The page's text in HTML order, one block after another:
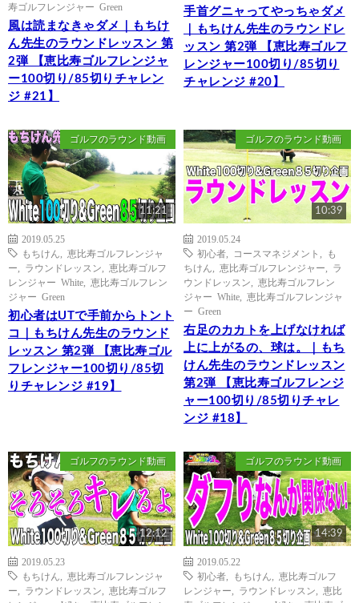
寿ゴルフレンジャー Green
風は読まなきゃダメ｜もちけ
ん先生のラウンドレッスン 第
2弾 【恵比寿ゴルフレンジャ
ー100切り/85切りチャレン
ジ #21】
手首グニャってやっちゃダメ
｜もちけん先生のラウンドレ
ッスン 第2弾 【恵比寿ゴルフ
レンジャー100切り/85切り
チャレンジ #20】
ゴルフのラウンド動画
11:21
2019.05.25
もちけん
恵比寿ゴルフレンジャ
ー
ラウンドレッスン
恵比寿ゴルフ
レンジャー White
恵比寿ゴルフレン
ジャー Green
初心者はUTで手前からトント
コ｜もちけん先生のラウンド
レッスン 第2弾 【恵比寿ゴル
フレンジャー100切り/85切
りチャレンジ #19】
ゴルフのラウンド動画
10:39
2019.05.24
初心者
コースマネジメント
も
ちけん
恵比寿ゴルフレンジャー
ラ
ウンドレッスン
恵比寿ゴルフレン
ジャー White
恵比寿ゴルフレンジャ
ー Green
右足のカカトを上げなければ
上に上がるの、球は。｜もち
けん先生のラウンドレッスン
第2弾 【恵比寿ゴルフレンジ
ャー100切り/85切りチャレ
ンジ #18】
ゴルフのラウンド動画
12:12
2019.05.23
もちけん
恵比寿ゴルフレンジャ
ー
ラウンドレッスン
恵比寿ゴルフ
ゴルフのラウンド動画
14:39
2019.05.22
初心者
もちけん
恵比寿ゴルフ
レンジャー
ラウンドレッスン
恵比